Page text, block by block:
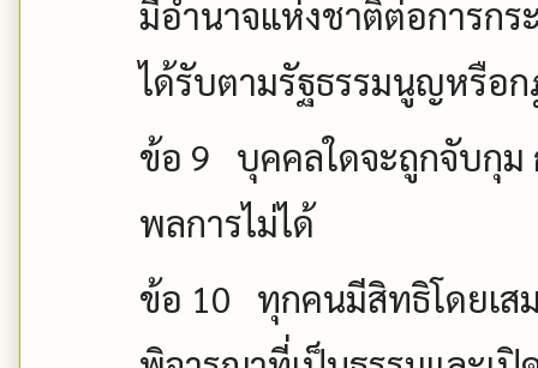
มีอำนาจแห่งชาติต่อการก
ได้รับตามรัฐธรรมนูญหรือ
ข้อ 9 บุคคลใดจะถูกจับกุม
พลการไม่ได้
ข้อ 10 ทุกคนมีสิทธิโดยเส